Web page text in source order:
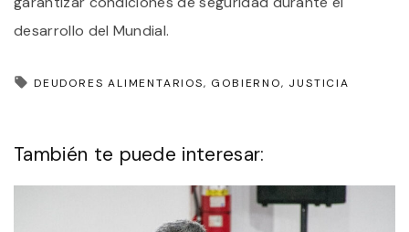
desarrollo del Mundial.
DEUDORES ALIMENTARIOS GOBIERNO JUSTICIA
También te puede interesar: